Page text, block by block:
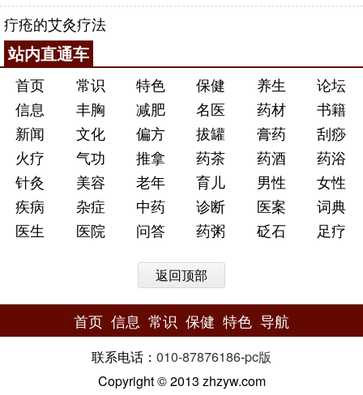
疔疮的艾灸疗法
站内直通车
首页 常识 特色 保健 养生
论坛
信息
丰胸 减肥 名医 药材
书籍
新闻
文化 偏方 拔罐 膏药
刮痧
火疗
气功 推拿 药茶 药酒
药浴
针灸
美容 老年 育儿 男性
女性
疾病
杂症 中药 诊断 医案
词典
医生
医院 问答 药粥 砭石 足疗
返回顶部
首页 信息 常识 保健 特色 导航
联系电话： 010-87876186-pc版
Copyright © 2013 zhzyw.com